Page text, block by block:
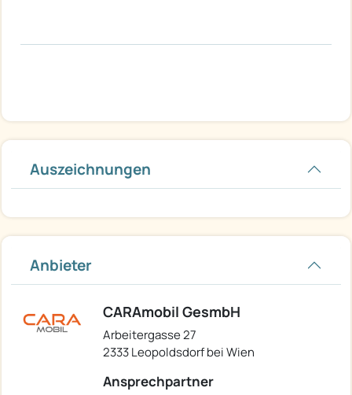
Auszeichnungen
Anbieter
CARAmobil GesmbH
Arbeitergasse 27
2333 Leopoldsdorf bei Wien
Ansprechpartner